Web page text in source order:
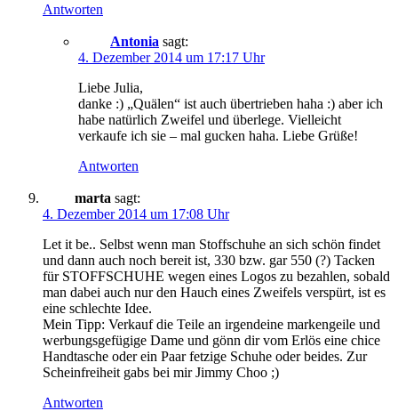
Antworten
Antonia sagt:
4. Dezember 2014 um 17:17 Uhr
Liebe Julia,
danke :) „Quälen“ ist auch übertrieben haha :) aber ich
habe natürlich Zweifel und überlege. Vielleicht
verkaufe ich sie – mal gucken haha. Liebe Grüße!
Antworten
marta sagt:
4. Dezember 2014 um 17:08 Uhr
Let it be.. Selbst wenn man Stoffschuhe an sich schön findet
und dann auch noch bereit ist, 330 bzw. gar 550 (?) Tacken
für STOFFSCHUHE wegen eines Logos zu bezahlen, sobald
man dabei auch nur den Hauch eines Zweifels verspürt, ist es
eine schlechte Idee.
Mein Tipp: Verkauf die Teile an irgendeine markengeile und
werbungsgefügige Dame und gönn dir vom Erlös eine chice
Handtasche oder ein Paar fetzige Schuhe oder beides. Zur
Scheinfreiheit gabs bei mir Jimmy Choo ;)
Antworten